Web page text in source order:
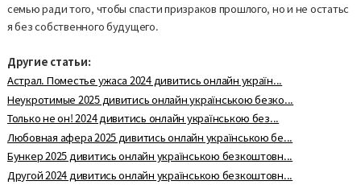
семью ради того, чтобы спасти призраков прошлого, но и не остатьс
я без собственного будущего.
Другие статьи:
Астрал. Поместье ужаса 2024 дивитись онлайн україн...
Неукротимые 2025 дивитись онлайн українською безко...
Только не он! 2024 дивитись онлайн українською без...
Любовная афера 2025 дивитись онлайн українською бе...
Бункер 2025 дивитись онлайн українською безкоштовн...
Другой 2024 дивитись онлайн українською безкоштовн...